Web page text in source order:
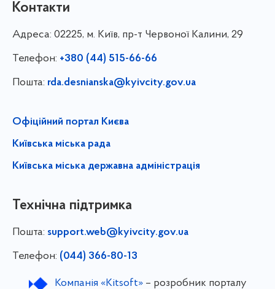
Контакти
Адреса: 02225, м. Київ, пр-т Червоної Калини, 29
Телефон: +380 (44) 515-66-66
Пошта: rda.desnianska@kyivcity.gov.ua
Офіційний портал Києва
Київська міська рада
Київська міська державна адміністрація
Технічна підтримка
Пошта: support.web@kyivcity.gov.ua
Телефон: (044) 366-80-13
Компанія «Kitsoft»– розробник порталу